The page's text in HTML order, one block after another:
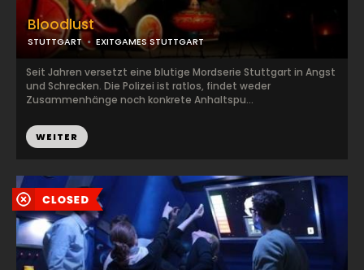
Bloodlust
STUTTGART EXITGAMES STUTTGART
Seit Jahren versetzt eine blutige Mordserie Stuttgart in Angst
und Schrecken. Die Polizei ist ratlos, findet weder
Zusammenhänge noch konkrete Anhaltspu...
WEITER